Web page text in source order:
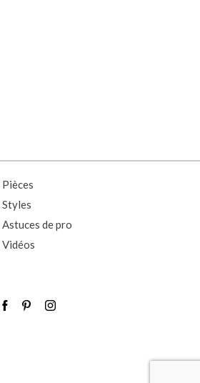
Pièces
Styles
Astuces de pro
Vidéos